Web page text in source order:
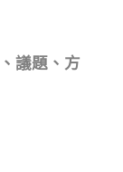
議題、方